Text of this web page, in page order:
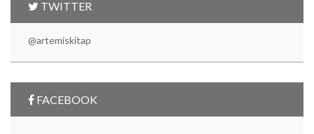
TWITTER
@artemiskitap
FACEBOOK